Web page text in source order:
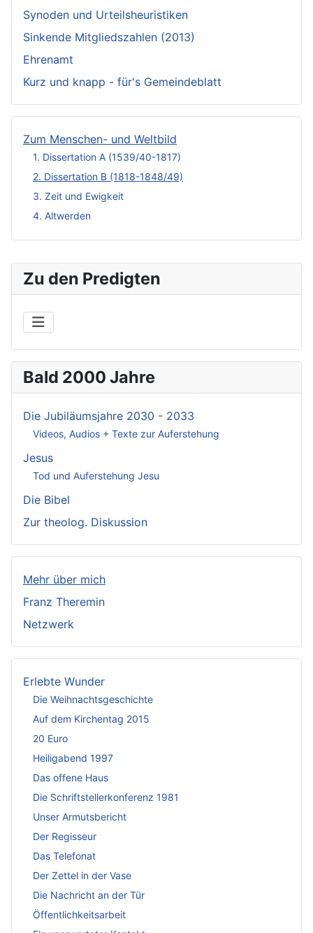
Zu den Predigten
Bald 2000 Jahre
Die Jubiläumsjahre 2030 - 2033
Videos, Audios + Texte zur Auferstehung
Jesus
Tod und Auferstehung Jesu
Die Bibel
Zur theolog. Diskussion
Mehr über mich
Franz Theremin
Netzwerk
Erlebte Wunder
Die Weihnachtsgeschichte
Auf dem Kirchentag 2015
20 Euro
Heiligabend 1997
Das offene Haus
Die Schriftstellerkonferenz 1981
Unser Armutsbericht
Der Regisseur
Das Telefonat
Der Zettel in der Vase
Die Nachricht an der Tür
Öffentlichkeitsarbeit
Synoden und Urteilsheuristiken
Sinkende Mitgliedszahlen (2013)
Ehrenamt
Kurz und knapp - für's Gemeindeblatt
Zum Menschen- und Weltbild
1. Dissertation A (1539/40-1817)
2. Dissertation B (1818-1848/49)
3. Zeit und Ewigkeit
4. Altwerden